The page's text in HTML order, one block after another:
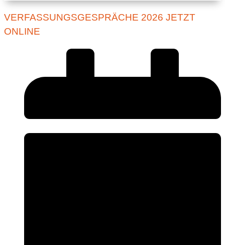
VERFASSUNGSGESPRÄCHE 2026 JETZT
ONLINE